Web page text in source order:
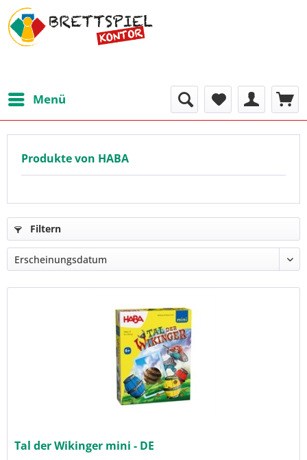
Menü
Produkte von HABA
Filtern
Tal der Wikinger mini - DE